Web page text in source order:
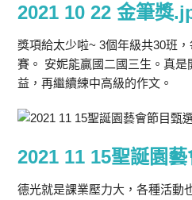
2021 10 22 金筆獎
獎項給太少啦~ 3個年級共30班
賽。 安妮能贏國二國三生。真是
益，再繼續練中高級的作文。
2021 11 15聖誕園
德光就是課業壓力大，各種活動